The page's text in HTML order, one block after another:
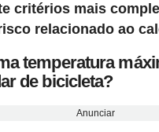
critérios mais
relacionado ao
temperatura
de bicicleta?
Anunciar